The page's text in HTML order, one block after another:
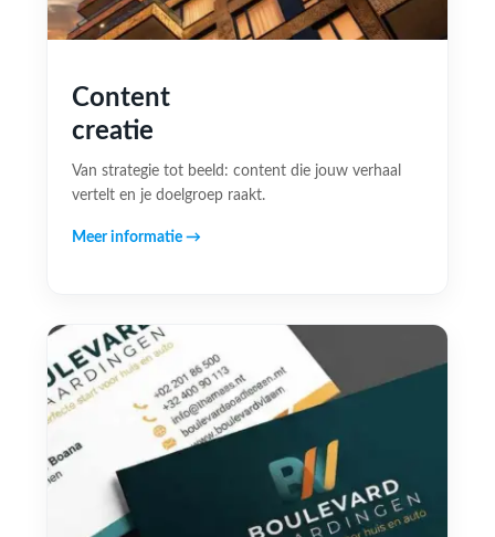
Content
creatie
Van strategie tot beeld: content die jouw verhaal
vertelt en je doelgroep raakt.
Meer informatie →